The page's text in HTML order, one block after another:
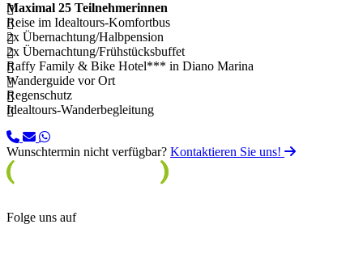
Maximal 25 Teilnehmerinnen
Reise im Idealtours-Komfortbus
2x Übernachtung/Halbpension
2x Übernachtung/Frühstücksbuffet
Raffy Family & Bike Hotel*** in Diano Marina
Wanderguide vor Ort
Regenschutz
Idealtours-Wanderbegleitung
Wunschtermin nicht verfügbar? Kontaktieren Sie uns!
Folge uns auf